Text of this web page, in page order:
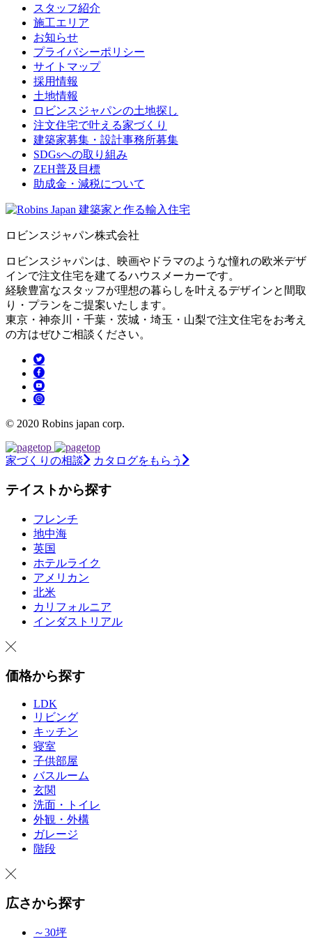
スタッフ紹介
施工エリア
お知らせ
プライバシーポリシー
サイトマップ
採用情報
土地情報
ロビンスジャパンの土地探し
注文住宅で叶える家づくり
建築家募集・設計事務所募集
SDGsへの取り組み
ZEH普及目標
助成金・減税について
ロビンスジャパン株式会社
ロビンスジャパンは、映画やドラマのような憧れの欧米デザ
インで注文住宅を建てるハウスメーカーです。
経験豊富なスタッフが理想の暮らしを叶えるデザインと間取
り・プランをご提案いたします。
東京・神奈川・千葉・茨城・埼玉・山梨で注文住宅をお考え
の方はぜひご相談ください。
© 2020 Robins japan corp.
家づくりの相談 カタログをもらう
テイストから探す
フレンチ
地中海
英国
ホテルライク
アメリカン
北米
カリフォルニア
インダストリアル
価格から探す
LDK
リビング
キッチン
寝室
子供部屋
バスルーム
玄関
洗面・トイレ
外観・外構
ガレージ
階段
広さから探す
～30坪